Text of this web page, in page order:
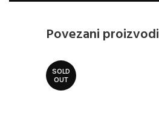
Povezani proizvodi
SOLD
OUT